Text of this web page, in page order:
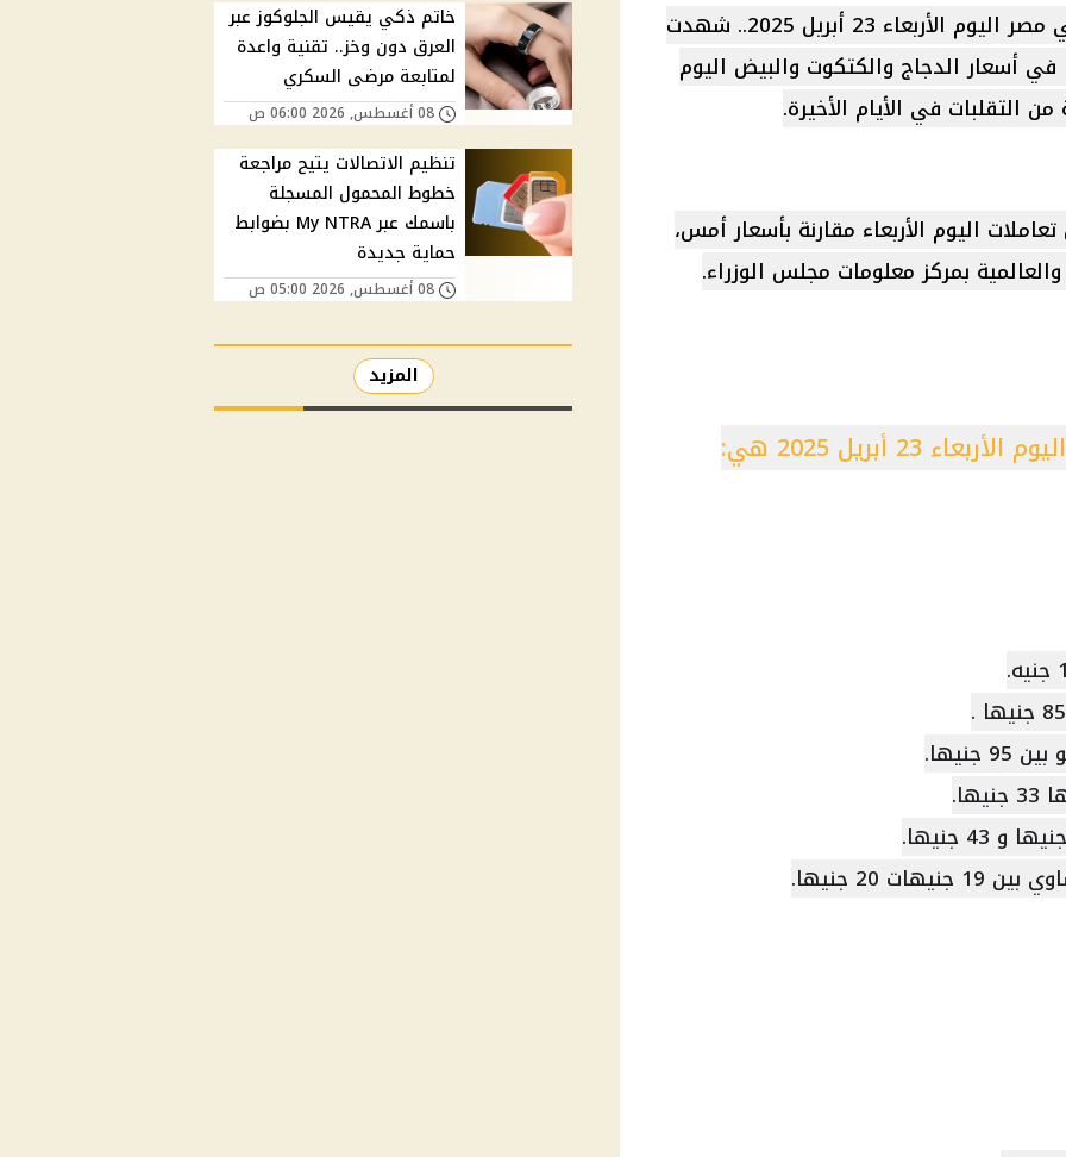
اليوم الأربعاء 23 أبريل 2025
.. شهدت
في أسعار الدجاج والكتكوت والبيض اليوم
التقلبات في الأيام الأخيرة.
اليوم الأربعاء مقارنة بأسعار أمس،
بمركز معلومات مجلس الوزراء.
23 أبريل 2025 هي:
20 جنيها.
خاتم ذكي يقيس الجلوكوز عبر
العرق دون وخز.. تقنية واعدة
لمتابعة مرضى السكري
08 أغسطس, 2026 06:00 ص
تنظيم الاتصالات يتيح مراجعة
خطوط المحمول المسجلة
باسمك عبر My NTRA بضوابط
حماية جديدة
08 أغسطس, 2026 05:00 ص
المزيد